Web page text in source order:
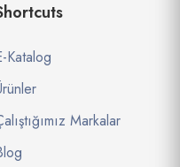
Katalog
Markalar